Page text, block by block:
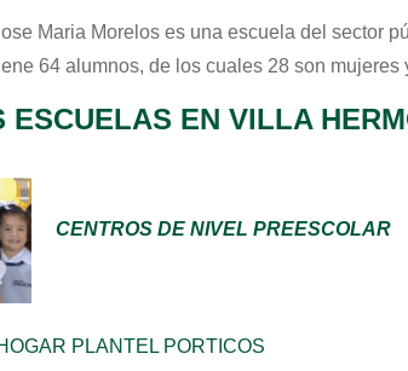
Maria Morelos es una escuela del sector
64 alumnos, de los cuales 28 son
ESCUELAS EN VILLA
CENTROS DE NIVEL PREESCOLAR
PLANTEL PORTICOS